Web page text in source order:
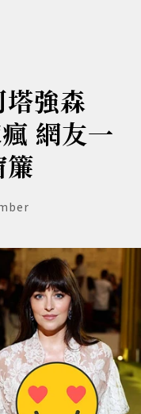
強森
網友一
簾